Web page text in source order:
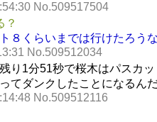
No.509517504
？
８くらいまでは行けたろう
No.509512034
り1分51秒で桜木はパスカ
てダンクしたことになるん
No.509512116